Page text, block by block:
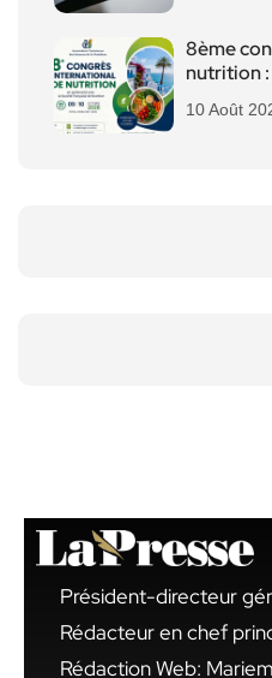
8ème
nutrition :
10 Août
Président-directeur
Rédacteur en chef
Rédaction Web: